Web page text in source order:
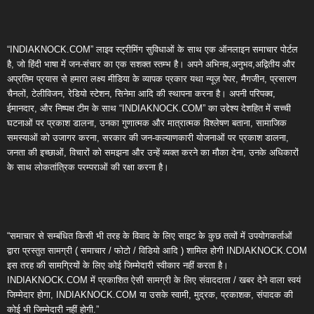
“INDIAKNOCK.COM” लाइव स्ट्रीमिंग सुविधाओं के साथ एक ऑनलाइन समाचार पोर्टल
है, जो हिंदी भाषा में जन-संचार का एक सशक्त स्तम्भ है। अपने अभिनव,अनुभव,अद्वितीय और
अप्रतिम प्रयास से हमारा लक्ष्य मीडिया के व्यापक प्रकार यथा न्यूज़ पेपर, मैगजीन, प्रसारण
चैनलों, टेलीविजन, रेडियो स्टेशन, सिनेमा आदि की स्थापना करना है। अपनी परिपक्व,
ईमानदार, और निष्पक्ष टीम के साथ “INDIAKNOCK.COM” का उद्देश्य देशहित में सच्ची
घटनाओं पर प्रकाश डालना, उनका गुणात्मक और मात्रात्मक विश्लेषण बताना, सामाजिक
समस्याओं को उजागर करना, सरकार की जन-कल्याणकारी योजनाओं पर प्रकाश डालना,
जनता की इच्छाओं, विचारों को समझना और उन्हें व्यक्त करने का मौका देना, उनके अधिकारों
के साथ लोकतांत्रिक परम्पराओं की रक्षा करना है।
“समाचार से सम्बंधित किसी भी तरह के विवाद के लिए साइट के कुछ तत्वों में उपयोगकर्ताओं
द्वारा प्रस्तुत सामग्री ( समाचार / फोटो / विडियो आदि ) शामिल होगी INDIAKNOCK.COM
इस तरह की सामग्रियों के लिए कोई जिम्मेदारी स्वीकार नहीं करता है।
INDIAKNOCK.COM में प्रकाशित ऐसी सामग्री के लिए संवाददाता / खबर देने वाला स्वयं
जिम्मेदार होगा, INDIAKNOCK.COM या उसके स्वामी, मुद्रक, प्रकाशक, संपादक की
कोई भी जिम्मेदारी नहीं होगी.”